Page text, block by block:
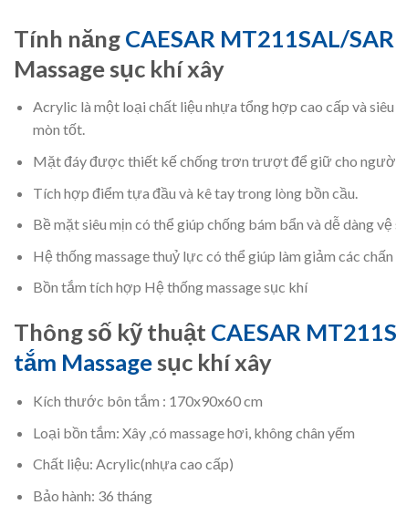
Tính năng CAESAR MT211SAL/
Massage sục khí xây
Acrylic là một loại chất liệu nhựa tổng hợp cao cấp và
mòn tốt.
Mặt đáy được thiết kế chống trơn trượt để giữ cho
Tích hợp điểm tựa đầu và kê tay trong lòng bồn cầu.
Bề mặt siêu mịn có thể giúp chống bám bẩn và dễ dàng vệ
Hệ thống massage thuỷ lực có thể giúp làm giảm các
Bồn tắm tích hợp Hệ thống massage sục khí
Thông số kỹ thuật CAESAR
tắm Massagesục khí xây
Kích thước bôn tắm : 170x90x60 cm
Loại bồn tắm: Xây ,có massage hơi, không chân yếm
Chất liệu: Acrylic(nhựa cao cấp)
Bảo hành: 36 tháng